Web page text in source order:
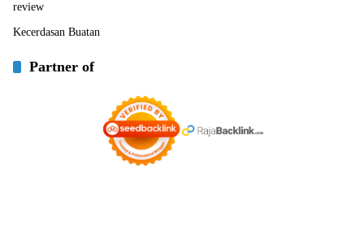
review
Kecerdasan Buatan
Partner of